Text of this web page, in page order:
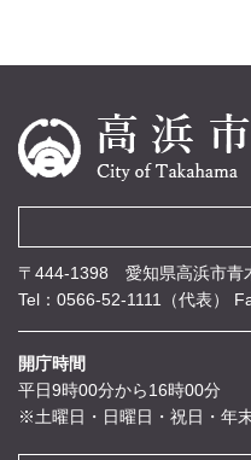
〒444-1398 愛知県高浜市青
Tel：0566-52-1111（代表）
開庁時間
平日9時00分から16時00分
※土曜日・日曜日・祝日・年